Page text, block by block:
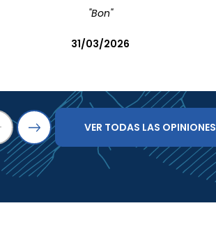
"Bon"
31/03/2026
VER TODAS LAS OPINIONES